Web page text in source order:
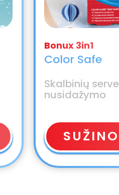
Color Safe
Skalbinių
nusidažymo